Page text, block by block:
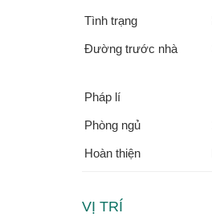
Tình trạng
Đường trước nhà
Pháp lí
Phòng ngủ
Hoàn thiện
VỊ TRÍ